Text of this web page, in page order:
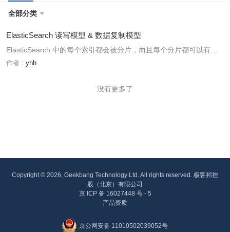
全部分类 
ElasticSearch 读写模型 & 数据复制模型
ElasticSearch 中的每个索引都会被分片，而且每个分片都可以有多
个副本分片。这些副本分片组成了一个副本集，在文档被添加或删除
作者 : yhh
没有更多了
Copyright © 2026, Geekbang Technology Ltd. All rights reserved. 极客邦控
股（北京）有限公司
京 ICP 备 16027448 号 - 5
产品资质
京公网安备 11010502039052号